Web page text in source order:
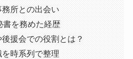
所との出会い
書を務めた経歴
援会での役割とは？
時系列で整理